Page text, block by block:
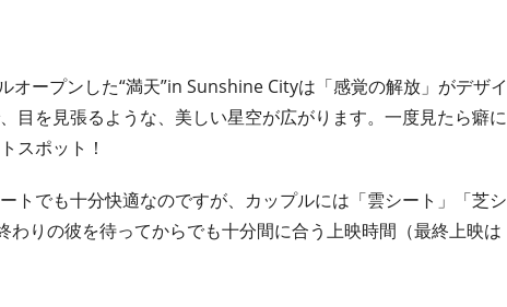
ープンした“満天”in Sunshine Cityは「感覚の解放」がデザイ
目を見張るような、美しい星空が広がります。一度見たら癖に
スポット！
トでも十分快適なのですが、カップルには「雲シート」「芝シ
りの彼を待ってからでも十分間に合う上映時間（最終上映は